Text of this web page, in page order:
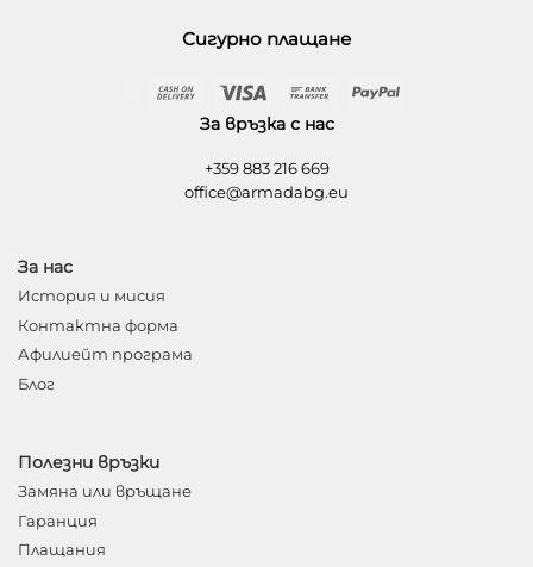
Сигурно плащане
Cash
On
Delivery
Visa
Bank
PayPal
За връзка с нас
+359 883 216 669
office@armadabg.eu
За нас
История и мисия
Контактна форма
Афилиейт програма
Блог
Полезни връзки
Замяна или връщане
Гаранция
Плащания